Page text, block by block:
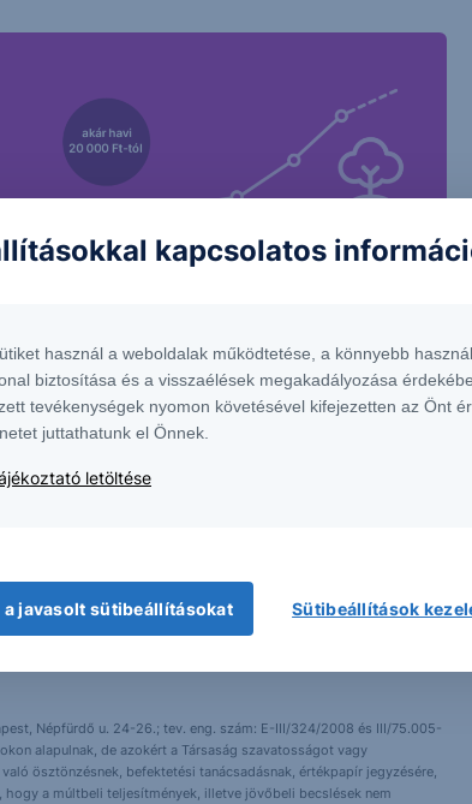
az Erste Bank Hungary Zrt., az Erste Befektetési Zrt. vagy
befektetési ajánlatnak, ajánlattételi felhívásnak, befektetési
ugyanitt megtalálható az adott intstrumentumra esetlegesen
Népfürdő u. 24-26.; tev. eng. szám: E-III/324/2008 és III/75.005-
alapulnak, de azokért a Társaság szavatosságot vagy
ösztönzésnek, befektetési tanácsadásnak, értékpapír jegyzésére,
a múltbeli teljesítmények, illetve jövőbeli becslések nem
kapcsolatos
használ a weboldalak működtetése, a könnyebb
biztosítása és a visszaélések megakadályozása
tevékenységek nyomon követésével kifejezetten az Önt
juttathatunk el Önnek.
letöltése
a javasolt sütibeállításokat Sütibeállítások